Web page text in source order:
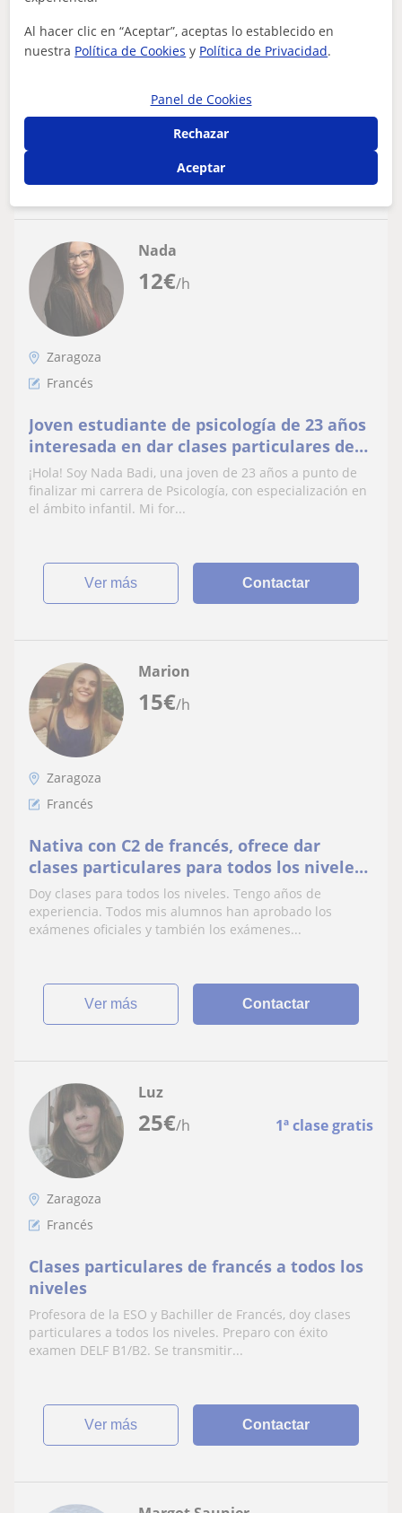
nacionalidad francesa
Mi nombre es Noémie, tengo 19 años, soy estudiante
12€/h
Nada
Zaragoza
Francés
Joven estudiante de psicología de 23 años
interesada en dar clases particulares de
cualquier asignatura e idiomas: Español,
francés, inglés y árabe. ... Young
psychology student, 23 years old,
¡Hola! Soy Nada Badi, una joven de 23 años a punto de
finalizar mi carrera de Psicología, con especialización en
el ámbito infantil. Mi for...
ver más Contactar
15€/h
Marion
Zaragoza
Francés
Nativa con C2 de francés, ofrece dar
clases particulares para todos los niveles.
Gramática, conversión, preparación a
exámenes oficiales, etc
Doy clases para todos los niveles. Tengo años de
experiencia. Todos mis alumnos han aprobado los
exámenes oficiales y también los exámenes...
ver más Contactar
25€/h 1ª clase gratis
Luz
Zaragoza
Francés
Clases particulares de francés a todos los
niveles
Profesora de la ESO y Bachiller de Francés, doy clases
particulares a todos los niveles. Preparo con éxito
examen DELF B1/B2. Se transmitir...
ver más Contactar
Al hacer clic en “Aceptar”, aceptas lo establecido en
nuestra Política de Cookies y Política de Privacidad.
Panel de Cookies
Rechazar
Aceptar